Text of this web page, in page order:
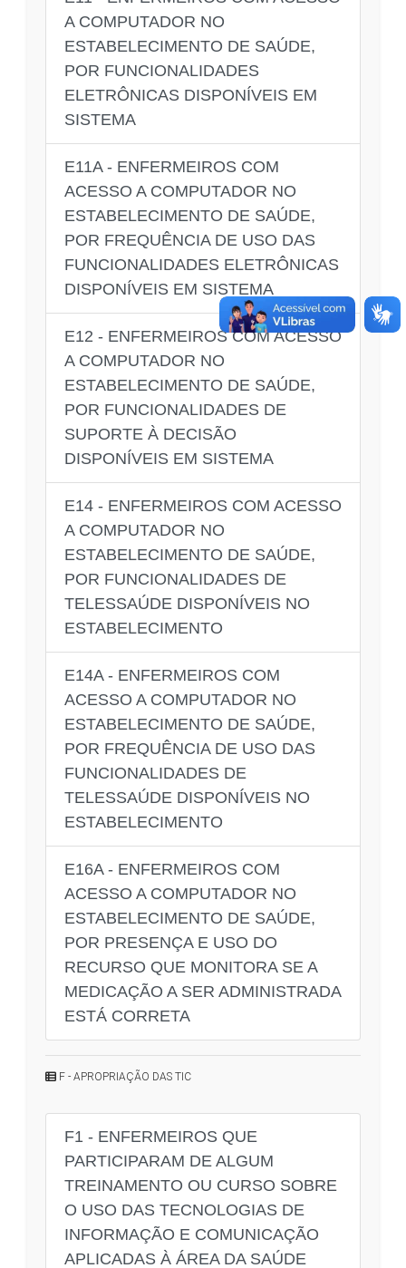
A COMPUTADOR NO
ESTABELECIMENTO DE SAÚDE,
POR FUNCIONALIDADES
ELETRÔNICAS DISPONÍVEIS EM
SISTEMA
E11A - ENFERMEIROS COM
ACESSO A COMPUTADOR NO
ESTABELECIMENTO DE SAÚDE,
POR FREQUÊNCIA DE USO DAS
FUNCIONALIDADES ELETRÔNICAS
DISPONÍVEIS EM SISTEMA
E12 - ENFERMEIROS COM ACESSO
A COMPUTADOR NO
ESTABELECIMENTO DE SAÚDE,
POR FUNCIONALIDADES DE
SUPORTE À DECISÃO
DISPONÍVEIS EM SISTEMA
E14 - ENFERMEIROS COM ACESSO
A COMPUTADOR NO
ESTABELECIMENTO DE SAÚDE,
POR FUNCIONALIDADES DE
TELESSAÚDE DISPONÍVEIS NO
ESTABELECIMENTO
E14A - ENFERMEIROS COM
ACESSO A COMPUTADOR NO
ESTABELECIMENTO DE SAÚDE,
POR FREQUÊNCIA DE USO DAS
FUNCIONALIDADES DE
TELESSAÚDE DISPONÍVEIS NO
ESTABELECIMENTO
E16A - ENFERMEIROS COM
ACESSO A COMPUTADOR NO
ESTABELECIMENTO DE SAÚDE,
POR PRESENÇA E USO DO
RECURSO QUE MONITORA SE A
MEDICAÇÃO A SER ADMINISTRADA
ESTÁ CORRETA
F - APROPRIAÇÃO DAS TIC
F1 - ENFERMEIROS QUE
PARTICIPARAM DE ALGUM
TREINAMENTO OU CURSO SOBRE
O USO DAS TECNOLOGIAS DE
INFORMAÇÃO E COMUNICAÇÃO
APLICADAS À ÁREA DA SAÚDE